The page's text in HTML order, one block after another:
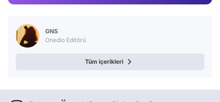
GNS
Onedio Editörü
Tüm içerikleri